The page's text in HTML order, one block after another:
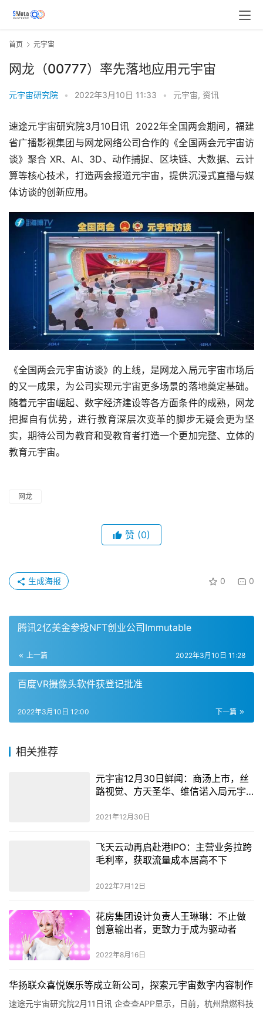
首页 元宇宙
网龙（00777）率先落地应用元宇宙
元宇宙研究院 • 2022年3月10日 11:33 • 元宇宙, 资讯
速途元宇宙研究院3月10日讯  2022年全国两会期间，福建
省广播影视集团与网龙网络公司合作的《全国两会元宇宙访
谈》聚合 XR、AI、3D、动作捕捉、区块链、大数据、云计
算等核心技术，打造两会报道元宇宙，提供沉浸式直播与媒
体访谈的创新应用。
《全国两会元宇宙访谈》的上线，是网龙入局元宇宙市场后
的又一成果，为公司实现元宇宙更多场景的落地奠定基础。
随着元宇宙崛起、数字经济建设等各方面条件的成熟，网龙
把握自有优势，进行教育深层次变革的脚步无疑会更为坚
实，期待公司为教育和受教育者打造一个更加完整、立体的
教育元宇宙。
网龙
赞 (0)
0 0
生成海报
腾讯2亿美金参投NFT创业公司Immutable
上一篇 2022年3月10日 11:28
百度VR摄像头软件获登记批准
下一篇
2022年3月10日 12:00
相关推荐
元宇宙12月30日鲜闻：商汤上市，丝
路视觉、方天圣华、维信诺入局元宇
2021年12月30日
飞天云动再启赴港IPO：主营业务拉跨
毛利率，获取流量成本居高不下
2022年7月12日
花房集团设计负责人王琳琳：不止做
创意输出者，更致力于成为驱动者
2022年8月16日
华扬联众喜悦娱乐等成立新公司，探索元宇宙数字内容制作
速途元宇宙研究院2月11日讯 企查查APP显示，日前，杭州鼎燃科技